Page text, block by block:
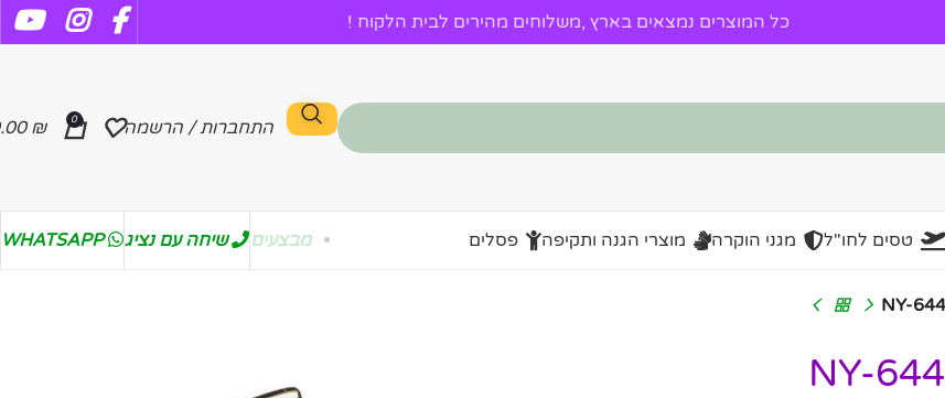
כל המוצרים נמצאים בארץ ,משלוחים מהירים לבית הלקוח !
התחברות / הרשמה 0
₪
טסים לחו"ל מגני הוקרה מוצרי הגנה ותקיפה פסלים מבצעים שיחה עם נציג WHATSAPP